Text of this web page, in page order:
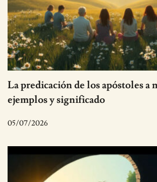
La predicación de los apóstoles a
ejemplos y significado
05/07/2026